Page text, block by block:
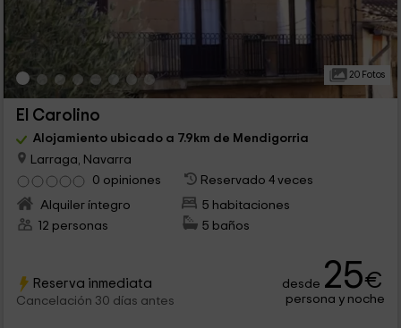
20 Fotos
El Carolino
Alojamiento ubicado a 7.9km de Mendigorria
Larraga, Navarra
0 opiniones
Reservado 4 veces
Alquiler íntegro
5 habitaciones
12 personas
5 baños
Reserva inmediata
Cancelación 30 días antes
desde 25€
persona y noche